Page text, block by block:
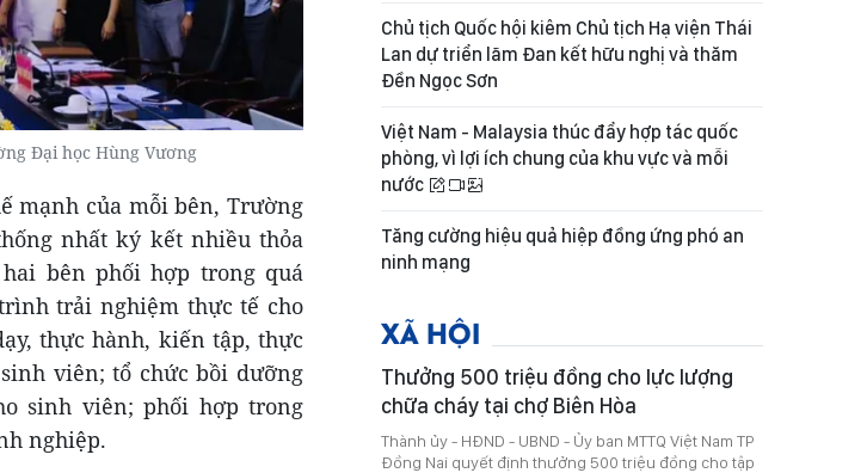
Đại học Hùng Vương
mạnh của mỗi bên, Trường
nhất ký kết nhiều thỏa
bên phối hợp trong quá
trải nghiệm thực tế cho
thực hành, kiến tập, thực
viên; tổ chức bồi dưỡng
sinh viên; phối hợp trong
nghiệp.
Chủ tịch Quốc hội kiêm Chủ tịch Hạ viện Thái
Lan dự triển lãm Đan kết hữu nghị và thăm
Đền Ngọc Sơn
Việt Nam - Malaysia thúc đẩy hợp tác quốc
phòng, vì lợi ích chung của khu vực và mỗi
nước
Tăng cường hiệu quả hiệp đồng ứng phó an
ninh mạng
XÃ HỘI
Thưởng 500 triệu đồng cho lực lượng
chữa cháy tại chợ Biên Hòa
Thành ủy - HĐND - UBND - Ủy ban MTTQ Việt Nam TP
Đồng Nai quyết định thưởng 500 triệu đồng cho tập